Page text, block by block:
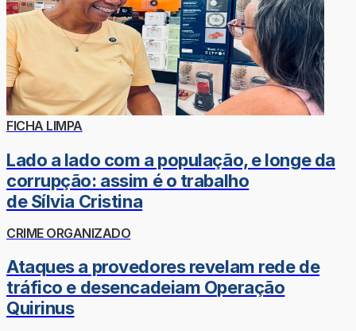
FICHA LIMPA
Lado a lado com a população, e longe da
corrupção: assim é o trabalho
de Sílvia Cristina
CRIME ORGANIZADO
Ataques a provedores revelam rede de
tráfico e desencadeiam Operação
Quirinus